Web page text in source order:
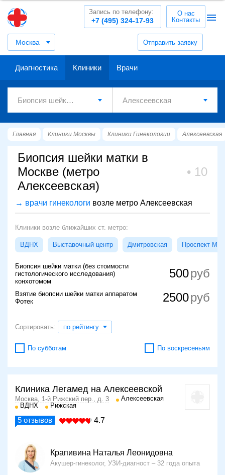
Москва Отправить заявку
+7 (495) 324-17-93
Запись по телефону:
О нас
Контакты
Диагностика Клиники Врачи
Главная Клиники Москвы Клиники Гинекологии Алексеевская
Биопсия шейки матки в
Москве (метро
Алексеевская)
10
→ врачи гинекологи возле метро Алексеевская
Клиники возле ближайших ст. метро:
ВДНХ Выставочный центр Дмитровская Проспект
Биопсия шейки матки (без стоимости
гистологического исследования)
конхотомом
500
Взятие биопсии шейки матки аппаратом
Фотек
2500
Сортировать: по рейтингу
По субботам По воскресеньям
Клиника Легамед на Алексеевской
Москва, 1-й Рижский пер., д. 3
Алексеевская
ВДНХ
Рижская
5 отзывов 4.7
Крапивина Наталья Леонидовна
Акушер-гинеколог, УЗИ-диагност 32 года опыта